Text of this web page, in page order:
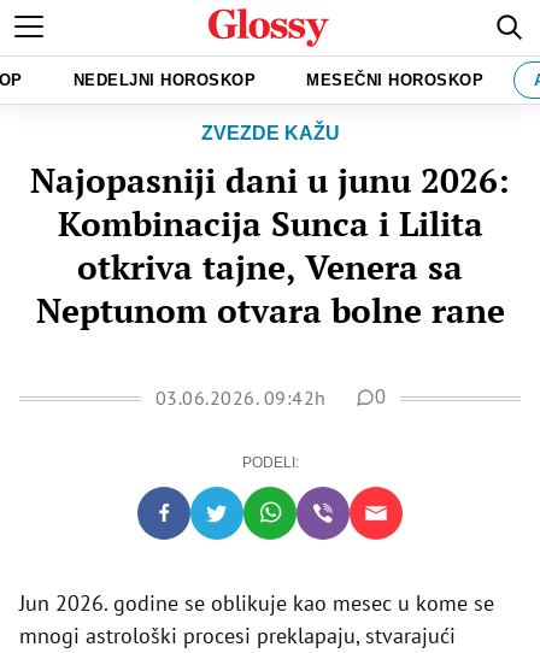
NEDELJNI HOROSKOP MESEČNI HOROSKOP
ZVEZDE KAŽU
Najopasniji dani u junu 2026:
Kombinacija Sunca i Lilita
otkriva tajne, Venera sa
Neptunom otvara bolne rane
03.06.2026. 09:42h 0
PODELI:
Jun 2026. godine se oblikuje kao mesec u kome se
mnogi astrološki procesi preklapaju, stvarajući